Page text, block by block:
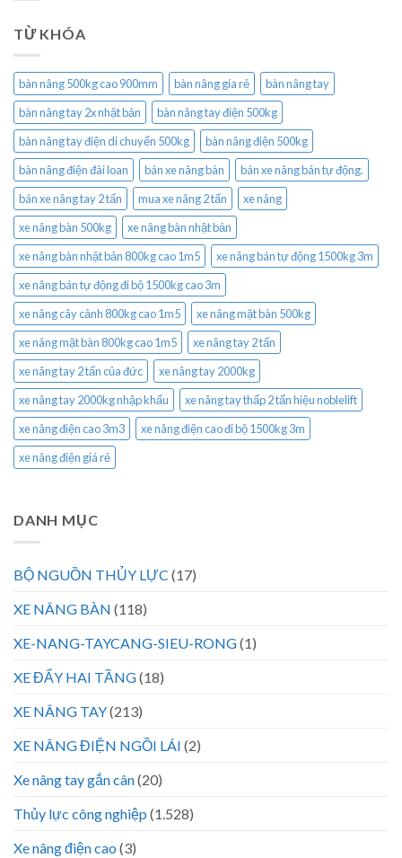
TỪ KHÓA
bàn nâng 500kg cao 900mm bàn nâng gía rẻ
bàn nâng tay
bàn nâng tay 2x nhật bản
bàn nâng tay điện 500kg
bàn nâng tay điện di chuyển 500kg
bàn nâng điện 500kg
bàn nâng điện đài loan
bán xe nâng bàn
bán xe nâng bán tự động.
bán xe nâng tay 2 tấn
mua xe nâng 2 tấn
xe nâng
xe nâng bàn 500kg
xe nâng bàn nhật bản
xe nâng bàn nhật bản 800kg cao 1m5
xe nâng bán tự động 1500kg 3m
xe nâng bán tự động đi bộ 1500kg cao 3m
xe nâng cây cảnh 800kg cao 1m5
xe nâng mặt bàn 500kg
xe nâng mặt bàn 800kg cao 1m5
xe nâng tay 2 tấn
xe nâng tay 2 tấn của đức
xe nâng tay 2000kg
xe nâng tay 2000kg nhập khẩu
xe nâng tay thấp 2 tấn hiệu noblelift
xe nâng điện cao 3m3
xe nâng điện cao đi bộ 1500kg 3m
xe nâng điện giá rẻ
DANH MỤC
BỘ NGUỒN THỦY LỰC (17)
XE NÂNG BÀN (118)
XE-NANG-TAYCANG-SIEU-RONG(1)
XE ĐẨY HAI TẦNG(18)
XE NÂNG TAY(213)
XE NÂNG ĐIỆN NGỒI LÁI (2)
Xe nâng tay gắn cân(20)
Thủy lực công nghiệp (1.528)
Xe nâng điện cao (3)